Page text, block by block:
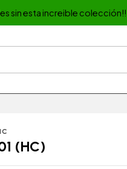
sin esta increible
(HC)